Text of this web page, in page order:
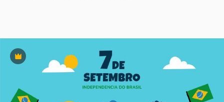
Premium